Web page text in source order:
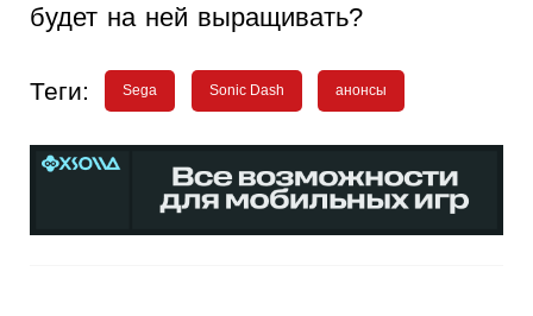
будет на ней выращивать?
Теги: Sega Sonic Dash анонсы